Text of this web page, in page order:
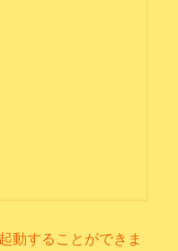
動することができま